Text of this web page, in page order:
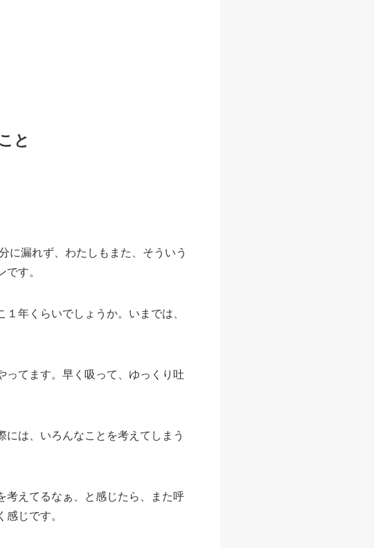
と
に漏れず、わたしもまた、そういう
す。
年くらいでしょうか。いまでは、
てます。早く吸って、ゆっくり吐
は、いろんなことを考えてしまう
考えてるなぁ、と感じたら、また呼
じです。